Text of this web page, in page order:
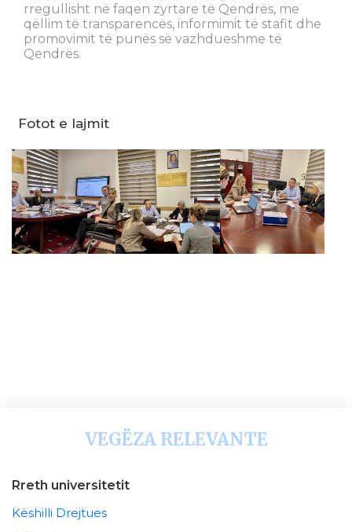
rregullisht në faqen zyrtare të Qendrës, me
qëllim të transparencës, informimit të stafit dhe
promovimit të punës së vazhdueshme të
Qendrës.
Fotot e lajmit
VEGËZA RELEVANTE
Rreth universitetit
Këshilli Drejtues